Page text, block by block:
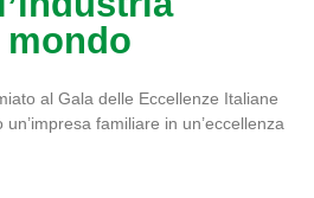
al Gala delle Eccellenze Italiane
familiare in un’eccellenza